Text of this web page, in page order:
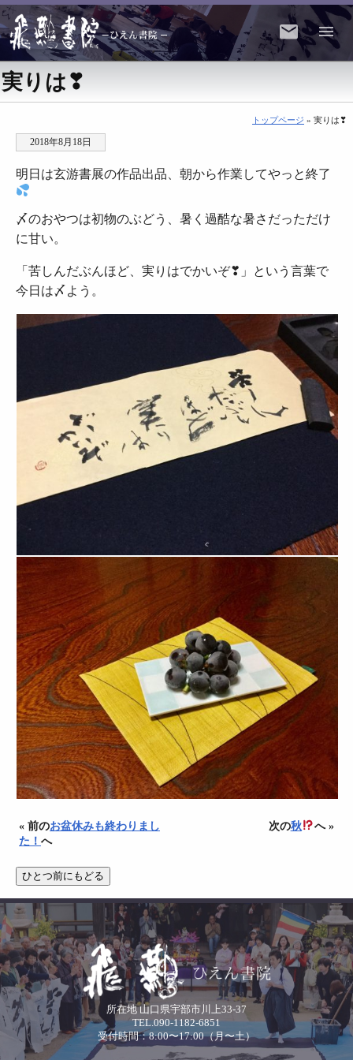
実りは❣
トップページ » 実りは❣
2018年8月18日
明日は玄游書展の作品出品、朝から作業してやっと終了
〆のおやつは初物のぶどう、暑く過酷な暑さだっただけ
に甘い。
「苦しんだぶんほど、実りはでかいぞ❣」という言葉で
今日は〆よう。
« 前のお盆休みも終わりまし
た！ へ
次の秋 へ »
所在地 山口県宇部市川上33-37
TEL.090-1182-6851
受付時間：8:00〜17:00（月〜土）